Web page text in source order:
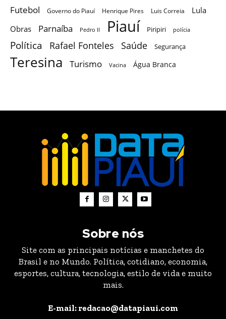
Futebol Governo do Piauí Henrique Pires Luis Correia
Lula
Obras
Parnaíba Pedro II Piauí Piripiri polícia
Política Rafael Fonteles Saúde Segurança
Teresina Turismo Vacina Água Branca
Sobre nós
Site com as principais notícias e manchetes do
Brasil e no Mundo. Política, cotidiano, economia,
esportes, cultura, tecnologia, estilo de vida e muito
mais.
E-mail: redacao@datapiaui.com